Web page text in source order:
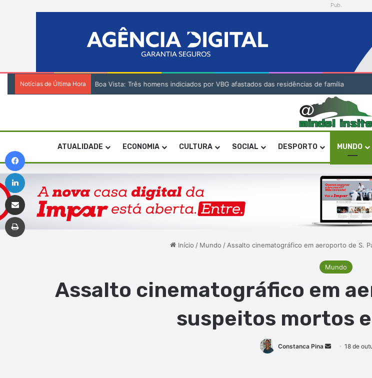
Pub.
Notícias de Última Hora Cabo Verde conquista duas medalhas de bronze na Olimpíada Internacional de
ATUALIDADE ECONOMIA CULTURA SOCIAL DESPORTO MUNDO
Início / Mundo / Assalto cinematográfico em aeroporto de S.
Mundo
Assalto cinematográfico em
suspeitos mortos
Constanca Pina
Mande18 de
Linkedin
Imprimir